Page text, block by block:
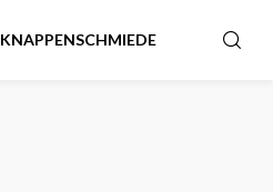
KNAPPENSCHMIEDE